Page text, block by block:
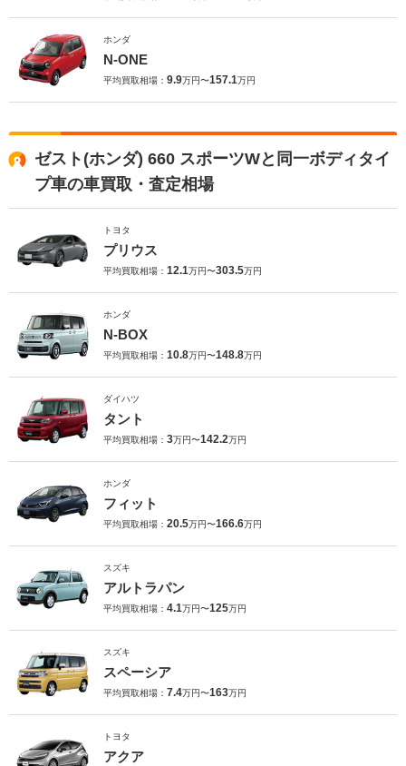
ホンダ
N-ONE
平均買取相場： 9.9万円〜157.1万円
ゼスト(ホンダ) 660 スポーツWと同一ボディタイ
プ車の車買取・査定相場
トヨタ
プリウス
平均買取相場： 12.1万円〜303.5万円
ホンダ
N-BOX
平均買取相場： 10.8万円〜148.8万円
ダイハツ
タント
平均買取相場： 3万円〜142.2万円
ホンダ
フィット
平均買取相場： 20.5万円〜166.6万円
スズキ
アルトラパン
平均買取相場： 4.1万円〜125万円
スズキ
スペーシア
平均買取相場： 7.4万円〜163万円
トヨタ
アクア